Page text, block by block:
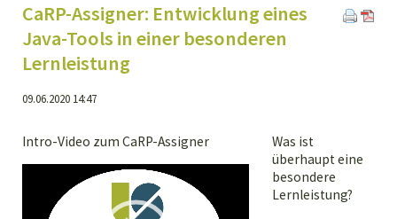
CaRP-Assigner: Entwicklung eines
Java-Tools in einer besonderen
Lernleistung
09.06.2020 14:47
Intro-Video zum CaRP-Assigner
Video
Was ist
überhaupt eine
besondere
Lernleistung?